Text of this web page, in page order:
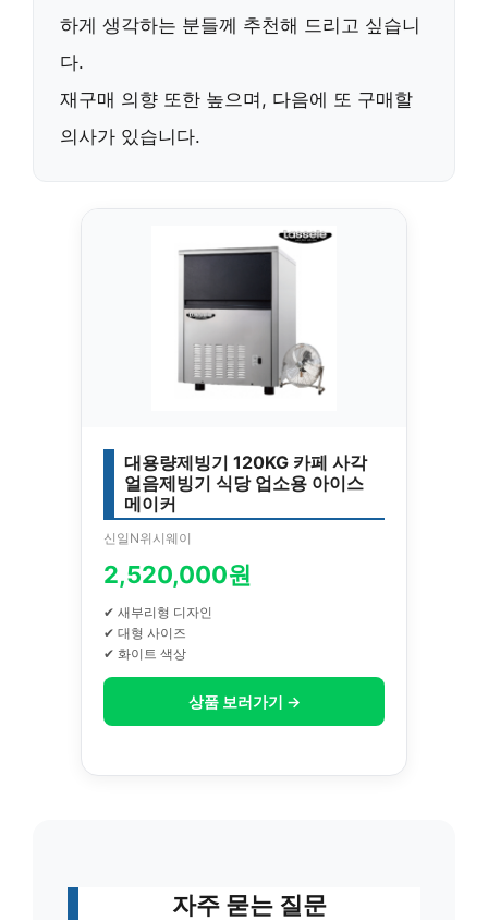
하게 생각하는 분들께 추천해 드리고 싶습니
다.
재구매 의향 또한 높으며, 다음에 또 구매할
의사가 있습니다.
대용량제빙기 120KG 카페 사각
얼음제빙기 식당 업소용 아이스
메이커
신일N위시웨이
2,520,000원
✔ 새부리형 디자인
✔ 대형 사이즈
✔ 화이트 색상
상품 보러가기 →
자주 묻는 질문